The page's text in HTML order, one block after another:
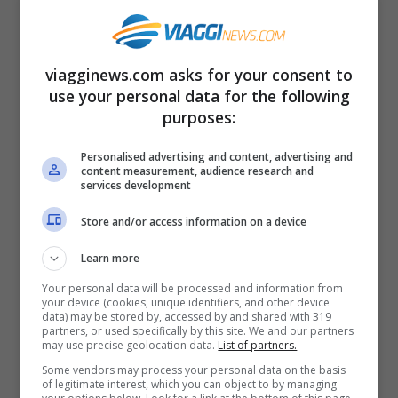
Abruzzo: Santo Stefano di Sessanio,
Lecce nei Marsi (Aquila);
Calabria: Rose (Cosenza)
Campania: Teora, Bisaccia, Zungoli
(Avellino)
Sardegna: Montresta (Oristano);
Olloai (Nuoro); Nulvi (Sassari);
Marche: Cantiano (Pesaro-Urbino)
Toscana: Fabbriche di Vergemoli
(Lucca); Montieri (Grosseto)
viagginews.com asks for your consent to
use your personal data for the following
purposes:
Personalised advertising and content, advertising and
content measurement, audience research and
services development
Store and/or access information on a device
Learn more
Your personal data will be processed and information from
your device (cookies, unique identifiers, and other device
data) may be stored by, accessed by and shared with 319
partners, or used specifically by this site. We and our partners
may use precise geolocation data. List of partners.
Some vendors may process your personal data on the basis
of legitimate interest, which you can object to by managing